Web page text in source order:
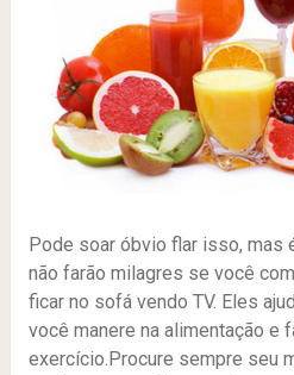
Pode soar óbvio flar isso, mas
não farão milagres se você
ficar no sofá vendo TV. Eles
você manere na alimentação e
exercício.Procure sempre seu